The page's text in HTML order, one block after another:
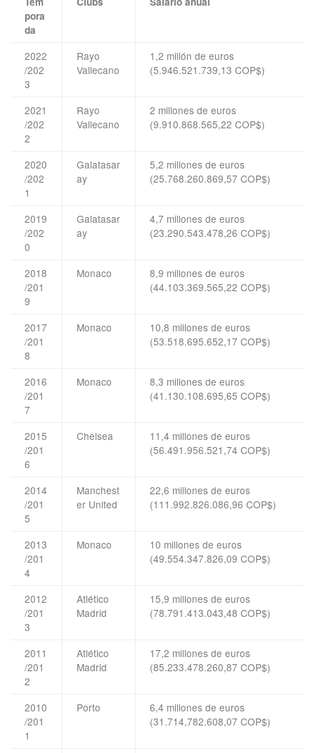
pora
da
2022
/202
3
Rayo
Vallecano
1,2 millón de euros
(5.946.521.739,13 COP$)
2021
/202
2
Rayo
Vallecano
2 millones de euros
(9.910.868.565,22 COP$)
2020
/202
1
Galatasar
ay
5,2 millones de euros
(25.768.260.869,57 COP$)
2019
/202
0
Galatasar
ay
4,7 millones de euros
(23.290.543.478,26 COP$)
2018
/201
9
Monaco
8,9 millones de euros
(44.103.369.565,22 COP$)
2017
/201
8
Monaco
10,8 millones de euros
(53.518.695.652,17 COP$)
2016
/201
7
Monaco
8,3 millones de euros
(41.130.108.695,65 COP$)
2015
/201
6
Chelsea
11,4 millones de euros
(56.491.956.521,74 COP$)
2014
/201
5
Manchest
er United
22,6 millones de euros
(111.992.826.086,96 COP$)
2013
/201
4
Monaco
10 millones de euros
(49.554.347.826,09 COP$)
2012
/201
3
Atlético
Madrid
15,9 millones de euros
(78.791.413.043,48 COP$)
2011
/201
2
Atlético
Madrid
17,2 millones de euros
(85.233.478.260,87 COP$)
2010
/201
1
Porto
6,4 millones de euros
(31.714,782.608,07 COP$)